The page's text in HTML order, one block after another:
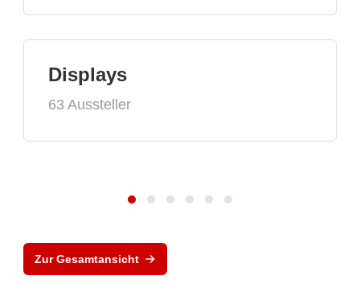
Displays
63 Aussteller
Zur Gesamtansicht